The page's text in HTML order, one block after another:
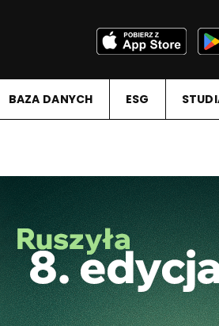
BAZA DANYCH ESG